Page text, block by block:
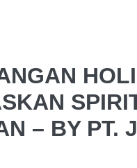
– BY PT.